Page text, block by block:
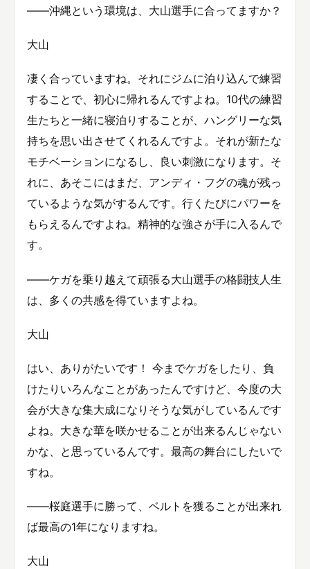
――沖縄という環境は、大山選手に合ってますか？
大山
凄く合っていますね。それにジムに泊り込んで練習
することで、初心に帰れるんですよね。10代の練習
生たちと一緒に寝泊りすることが、ハングリーな気
持ちを思い出させてくれるんですよ。それが新たな
モチベーションになるし、良い刺激になります。そ
れに、あそこにはまだ、アンディ・フグの魂が残っ
ているような気がするんです。行くたびにパワーを
もらえるんですよね。精神的な強さが手に入るんで
す。
――ケガを乗り越えて頑張る大山選手の格闘技人生
は、多くの共感を得ていますよね。
大山
はい、ありがたいです！ 今までケガをしたり、負
けたりいろんなことがあったんですけど、今度の大
会が大きな集大成になりそうな気がしているんです
よね。大きな華を咲かせることが出来るんじゃない
かな、と思っているんです。最高の舞台にしたいで
すね。
――桜庭選手に勝って、ベルトを獲ることが出来れ
ば最高の1年になりますね。
大山